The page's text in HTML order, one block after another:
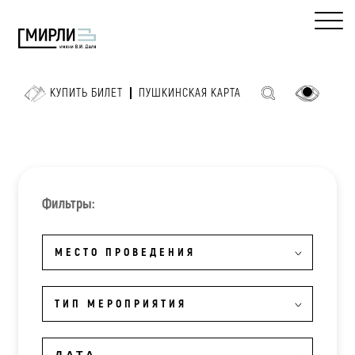
КУПИТЬ БИЛЕТ ПУШКИНСКАЯ КАРТА
Фильтры:
МЕСТО ПРОВЕДЕНИЯ
ТИП МЕРОПРИЯТИЯ